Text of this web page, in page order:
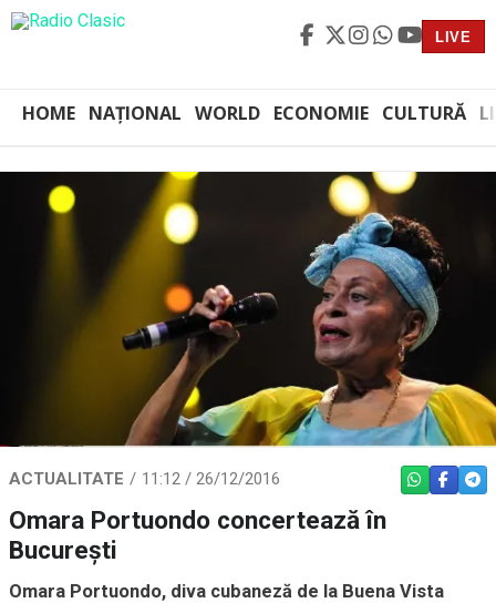
LIVE
HOME NAȚIONAL WORLD ECONOMIE CULTURĂ
ACTUALITATE 11:12 / 26/12/2016 WHATSAPP
Omara Portuondo concertează în
București
Omara Portuondo, diva cubaneză de la Buena Vista